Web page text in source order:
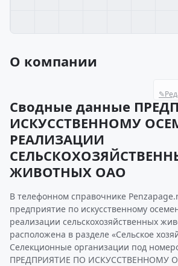
О компании
✎
Сводные данные
ИСКУССТВЕННОМУ
РЕАЛИЗАЦИИ
ЖИВОТНЫХ ОАО
В телефонном справочнике
предприятие по искусственному
реализации сельскохозяйственных
расположена в разделе «Сельское
Селекционные организации под
ПРЕДПРИЯТИЕ ПО ИСКУССТВЕННОМУ